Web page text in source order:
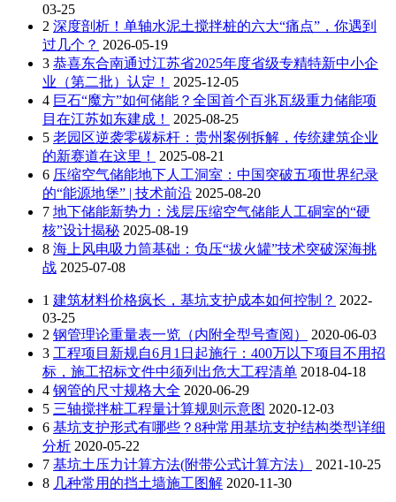
03-25
2 深度剖析！单轴水泥土搅拌桩的六大“痛点”，你遇到
过几个？ 2026-05-19
3 恭喜东合南通过江苏省2025年度省级专精特新中小企
业（第二批）认定！
2025-12-05
4 巨石“魔方”如何储能？全国首个百兆瓦级重力储能项
目在江苏如东建成！
2025-08-25
5 老园区逆袭零碳标杆：贵州案例拆解，传统建筑企业
的新赛道在这里！
2025-08-21
6 压缩空气储能地下人工洞室：中国突破五项世界纪录
的“能源地堡” | 技术前沿 2025-08-20
7 地下储能新势力：浅层压缩空气储能人工硐室的“硬
核”设计揭秘 2025-08-19
8 海上风电吸力筒基础：负压“拔火罐”技术突破深海挑
战 2025-07-08
1 建筑材料价格疯长，基坑支护成本如何控制？ 2022-
03-25
2 钢管理论重量表一览（内附全型号查阅）
2020-06-03
3 工程项目新规自6月1日起施行：400万以下项目不用招
标，施工招标文件中须列出危大工程清单 2018-04-18
4 钢管的尺寸规格大全 2020-06-29
5 三轴搅拌桩工程量计算规则示意图 2020-12-03
6 基坑支护形式有哪些？8种常用基坑支护结构类型详细
分析 2020-05-22
7 基坑土压力计算方法(附带公式计算方法）
2021-10-25
8 几种常用的挡土墙施工图解 2020-11-30